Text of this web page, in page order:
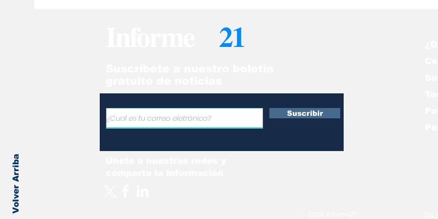
Volver Arriba
21
Suscribir